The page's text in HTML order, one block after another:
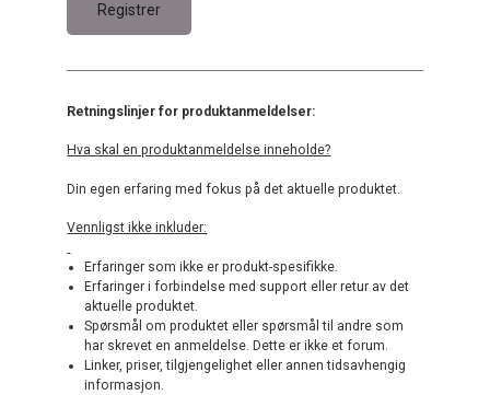
Retningslinjer for produktanmeldelser:
Hva skal en produktanmeldelse inneholde?
Din egen erfaring med fokus på det aktuelle produktet.
Vennligst ikke inkluder:
Erfaringer som ikke er produkt-spesifikke.
Erfaringer i forbindelse med support eller retur av det
aktuelle produktet.
Spørsmål om produktet eller spørsmål til andre som
har skrevet en anmeldelse. Dette er ikke et forum.
Linker, priser, tilgjengelighet eller annen tidsavhengig
informasjon.